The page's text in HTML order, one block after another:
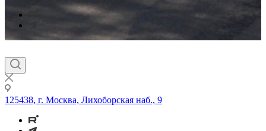
125438, г. Москва, Лихоборская наб., 9